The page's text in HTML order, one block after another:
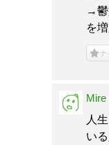
→鬱
を
ナ
Mire
人
い